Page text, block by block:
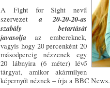
A Fight for Sight nevű
szervezeta 20-20-20-as
szabály betartását
javasolja az embereknek,
vagyis hogy 20 percenként 20
másodpercig nézzenek egy
20 lábnyira (6 méter) lévő
tárgyat, amikor akármilyen
képernyőt néznek – írja a BBC News.